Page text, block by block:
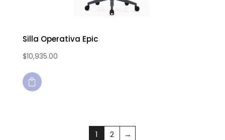
Silla Operativa Epic
$10,935.00

1 2 →